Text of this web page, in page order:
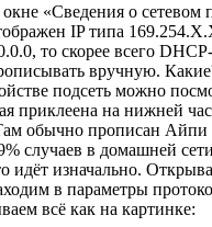
«Сведения о сетевом
IP типа
, то скорее всего
вручную.
подсеть можно
приклеена на нижней
обычно прописан Айпи
случаев в домашней
идёт изначально.
в параметры
всё как на картинке: